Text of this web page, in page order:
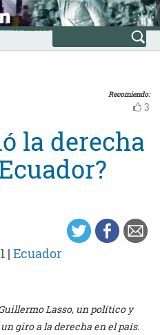
Avanzada
Recomiendo:
3
la derecha
| Ecuador
Lasso, un político y
giro a la derecha en el país.